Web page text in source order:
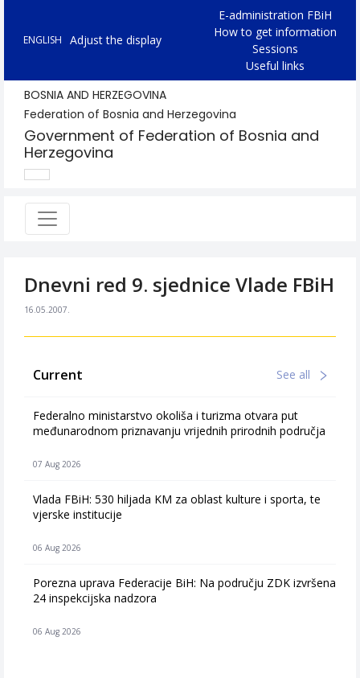
ENGLISH Adjust the display
E-administration FBiH
How to get information
Sessions
Useful links
BOSNIA AND HERZEGOVINA
Federation of Bosnia and Herzegovina
Government of Federation of Bosnia and
Herzegovina
Dnevni red 9. sjednice Vlade FBiH
16.05.2007.
Current See all
Federalno ministarstvo okoliša i turizma otvara put
međunarodnom priznavanju vrijednih prirodnih područja
07 Aug 2026
Vlada FBiH: 530 hiljada KM za oblast kulture i sporta, te
vjerske institucije
06 Aug 2026
Porezna uprava Federacije BiH: Na području ZDK izvršena
24 inspekcijska nadzora
06 Aug 2026